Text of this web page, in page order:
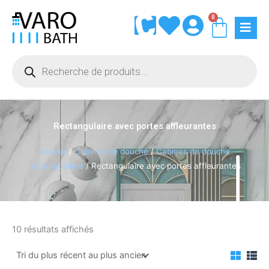
contenu
0
produits
Rectangulaire avec portes affleurantes
Accueil /Cabines de douche/Cabines de douche
rectangulaires / Rectangulaire avec portes affleurantes
10 résultats affichés
récent
au